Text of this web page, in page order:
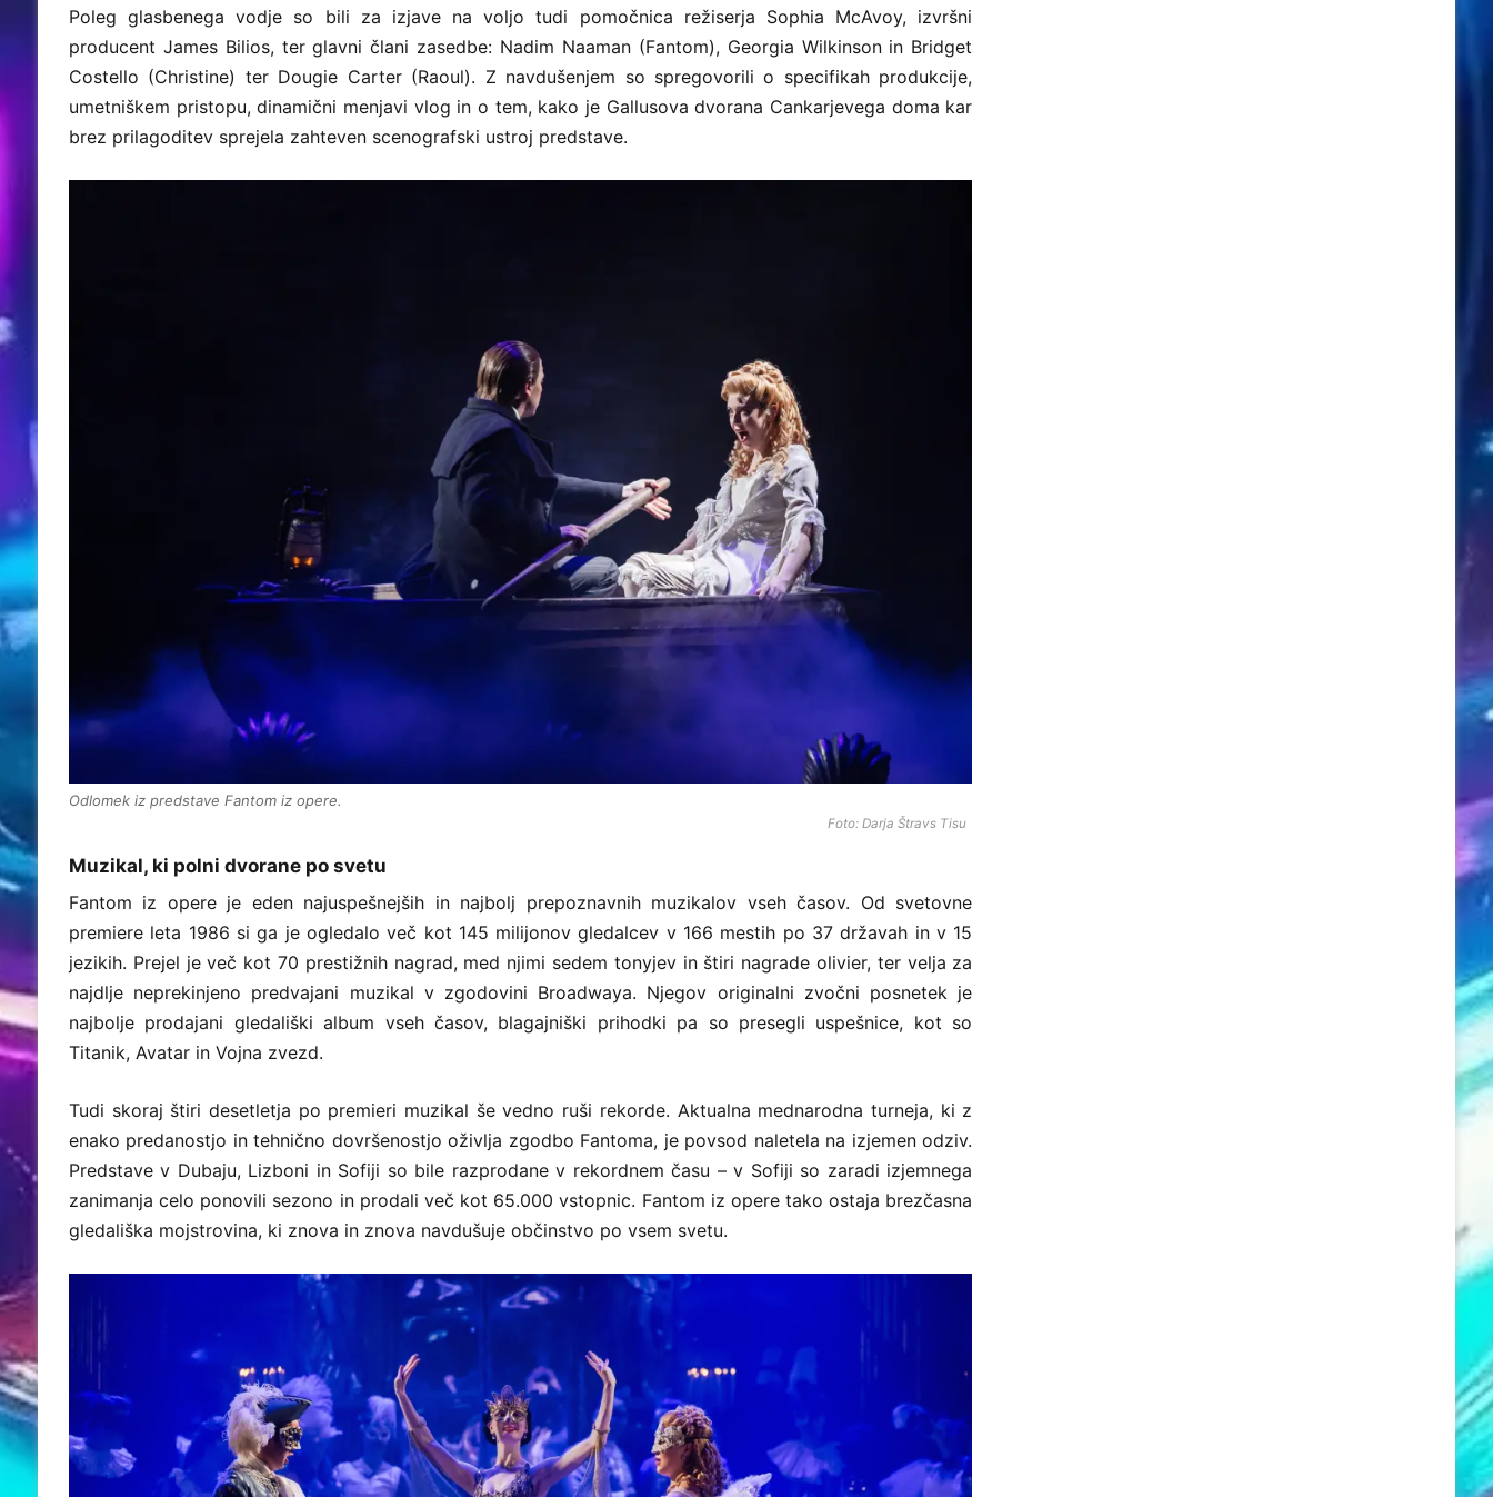
Poleg glasbenega vodje so bili za izjave na voljo tudi pomočnica režiserja Sophia McAvoy, izvršni
producent James Bilios, ter glavni člani zasedbe: Nadim Naaman (Fantom), Georgia Wilkinson in Bridget
Costello (Christine) ter Dougie Carter (Raoul). Z navdušenjem so spregovorili o specifikah produkcije,
umetniškem pristopu, dinamični menjavi vlog in o tem, kako je Gallusova dvorana Cankarjevega doma kar
brez prilagoditev sprejela zahteven scenografski ustroj predstave.
Odlomek iz predstave Fantom iz opere.
Foto: Darja Štravs Tisu
Muzikal, ki polni dvorane po svetu
Fantom iz opere je eden najuspešnejših in najbolj prepoznavnih muzikalov vseh časov. Od svetovne
premiere leta 1986 si ga je ogledalo več kot 145 milijonov gledalcev v 166 mestih po 37 državah in v 15
jezikih. Prejel je več kot 70 prestižnih nagrad, med njimi sedem tonyjev in štiri nagrade olivier, ter velja za
najdlje neprekinjeno predvajani muzikal v zgodovini Broadwaya. Njegov originalni zvočni posnetek je
najbolje prodajani gledališki album vseh časov, blagajniški prihodki pa so presegli uspešnice, kot so
Titanik, Avatar in Vojna zvezd.
Tudi skoraj štiri desetletja po premieri muzikal še vedno ruši rekorde. Aktualna mednarodna turneja, ki z
enako predanostjo in tehnično dovršenostjo oživlja zgodbo Fantoma, je povsod naletela na izjemen odziv.
Predstave v Dubaju, Lizboni in Sofiji so bile razprodane v rekordnem času – v Sofiji so zaradi izjemnega
zanimanja celo ponovili sezono in prodali več kot 65.000 vstopnic. Fantom iz opere tako ostaja brezčasna
gledališka mojstrovina, ki znova in znova navdušuje občinstvo po vsem svetu.